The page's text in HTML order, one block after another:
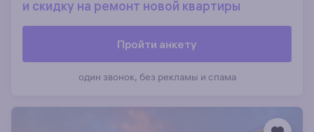
и скидку на ремонт новой квартиры
Пройти анкету
один звонок, без рекламы и спама